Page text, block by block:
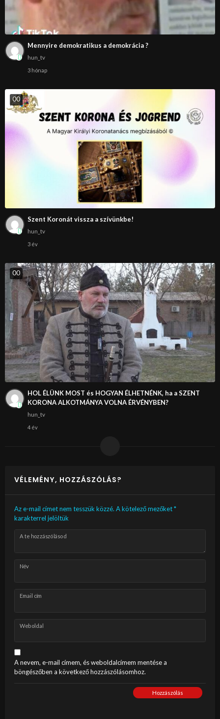
Mennyire demokratikus a demokrácia ?
hun_tv
3 hónap
00
Szent Koronát vissza a szívünkbe!
hun_tv
3 év
00
HOL ÉLÜNK MOST és HOGYAN ÉLHETNÉNK, ha a SZENT
KORONA ALKOTMÁNYA VOLNA ÉRVÉNYBEN?
hun_tv
4 év
VÉLEMÉNY, HOZZÁSZÓLÁS?
Az e-mail címet nem tesszük közzé. A kötelező mezőket*
karakterrel jelöltük
A te hozzászólásod
Név
Email cím
Weboldal
A nevem, e-mail címem, és weboldalcímem mentése a
böngészőben a következő hozzászólásomhoz.
Hozzászólás